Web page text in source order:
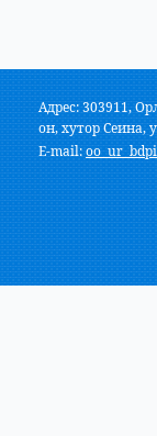
Адрес: 303911,
он, хутор Сеина,
E-mail: